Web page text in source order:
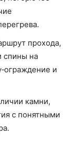
прохода,
спины на
и
камни,
с понятными